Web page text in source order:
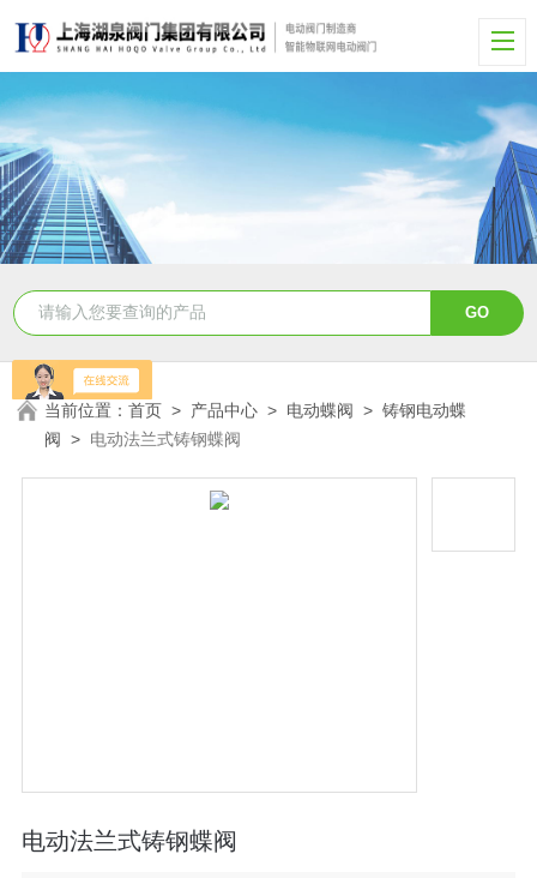
当前位置：首页 > 产品中心 > 电动蝶阀 >铸钢电动蝶
阀 > 电动法兰式铸钢蝶阀
电动法兰式铸钢蝶阀